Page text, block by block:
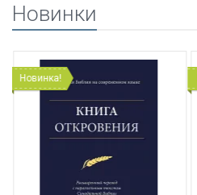
Новинки
Новинка!